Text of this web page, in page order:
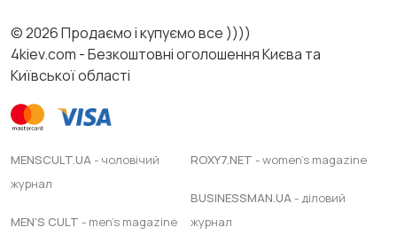
© 2026 Продаємо і купуємо все ))))
4kiev.com - Безкоштовні оголошення Києва та
Київської області
MENSCULT.UA- чоловічий
журнал
MEN'S CULT - men's magazine
ROXY7.NET - women's magazine
BUSINESSMAN.UA- діловий
журнал